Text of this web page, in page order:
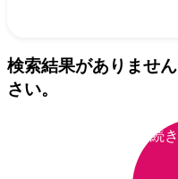
検索結果がありませ
さい。